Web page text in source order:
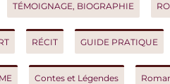
BIOGRAPHIE ROMAN
RÉCIT GUIDE PRATIQUE
Contes et Légendes Roman